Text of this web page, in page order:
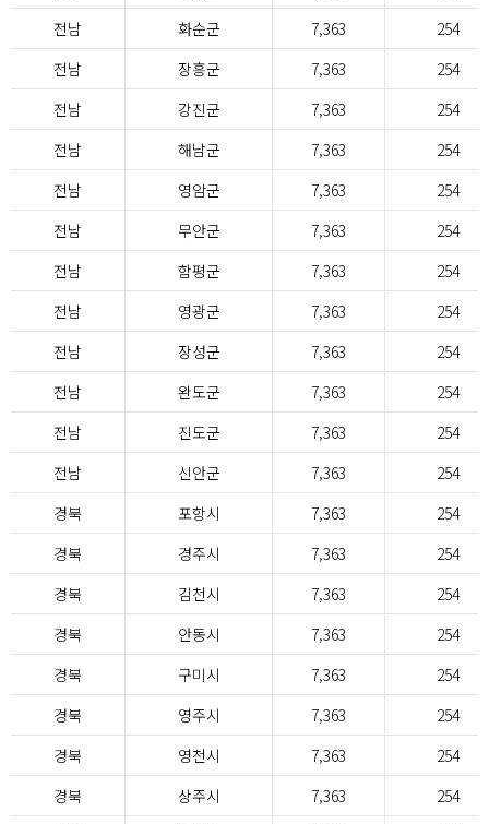
전남
화순군 7,363
254
전남
장흥군 7,363
254
전남
강진군 7,363
254
전남
해남군 7,363
254
전남
영암군 7,363
254
전남
무안군 7,363
254
전남
함평군 7,363
254
전남
영광군 7,363
254
전남
장성군 7,363
254
전남
완도군 7,363
254
전남
진도군 7,363
254
전남
신안군 7,363
254
경북
포항시 7,363
254
경북
경주시 7,363
254
경북
김천시 7,363
254
경북
안동시 7,363
254
경북
구미시 7,363
254
경북
영주시 7,363
254
경북
영천시 7,363
254
경북
상주시 7,363
254